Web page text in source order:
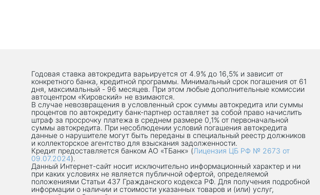
Годовая ставка автокредита варьируется от 4.9% до 16,5% и зависит от
конкретного банка, кредитной программы. Минимальный срок погашения от 61
дня, максимальный - 96 месяцев. При этом любые дополнительные комиссии
автоцентром «Кировский» не взимаются.
В случае невозвращения в условленный срок суммы автокредита или суммы
процентов по автокредиту банк-партнер оставляет за собой право начислить
штраф за просрочку платежа в среднем размере 0,1% от первоначальной
суммы автокредита. При несоблюдении условий погашения автокредита
данные о нарушителе могут быть переданы в специальный реестр должников
и коллекторское агентство для взыскания задолженности.
Кредит предоставляется банком АО «ТБанк» (Лицензия ЦБ РФ № 2673 от
09.07.2024).
Данный Интернет-сaйт носит исключительно информационный характер и ни
при каких условиях не является публичной офертой, определяемой
положениями Статьи 437 Гражданского кодекса РФ. Для получения подробной
информации о наличии и стоимости указанных товаров и (или) услуг,